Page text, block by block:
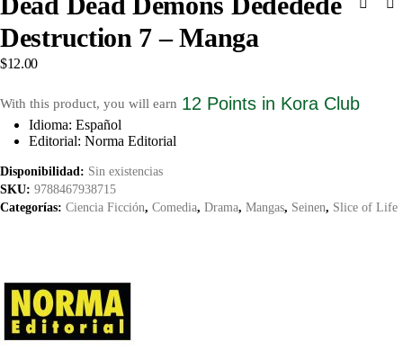
Destruction 7 – Manga
$12.00
With this product, you will earn 12 Points in Kora Club
Idioma: Español
Editorial: Norma Editorial
Disponibilidad: Sin existencias
SKU: 9788467938715
Categorías: Ciencia Ficción, Comedia, Drama, Mangas, Seinen, Slice of Life